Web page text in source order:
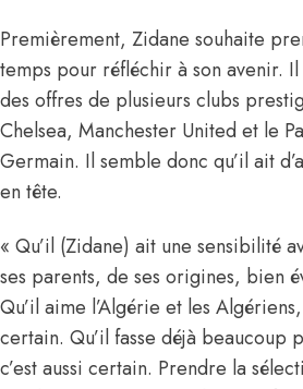
Premièrement, Zidane souhaite
temps pour réfléchir à son avenir.
des offres de plusieurs clubs
Chelsea, Manchester United et le
Germain. Il semble donc qu’il ait
en tête.
« Qu’il (Zidane) ait une sensibilité
ses parents, de ses origines, bien
Qu’il aime l’Algérie et les
certain. Qu’il fasse déjà beaucoup
c’est aussi certain. Prendre la